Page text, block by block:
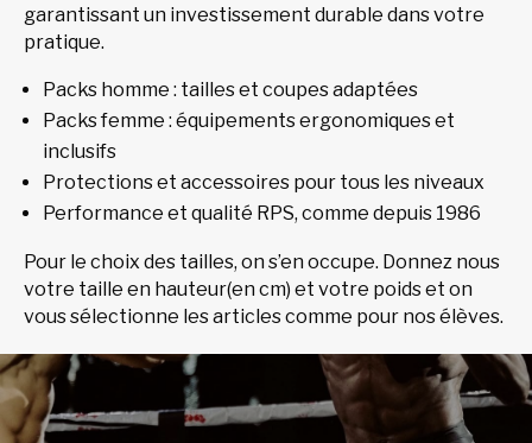
garantissant un investissement durable dans votre
pratique.
Packs homme : tailles et coupes adaptées
Packs femme : équipements ergonomiques et
inclusifs
Protections et accessoires pour tous les niveaux
Performance et qualité RPS, comme depuis 1986
Pour le choix des tailles, on s’en occupe. Donnez nous
votre taille en hauteur(en cm) et votre poids et on
vous sélectionne les articles comme pour nos élèves.